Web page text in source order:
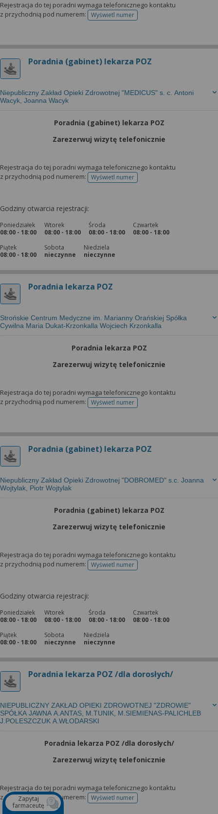
Rejestracja do tej poradni wymaga telefonicznego kontaktu
z przychodnią pod numerem:
Wyświetl numertelefonu do rejestracji
Poradnia (gabinet) lekarza POZ
Niepubliczny Zakład Opieki Zdrowotnej "MEDICUS" s. c. Antoni
Wacyk, Joanna Wacyk
Poradnia (gabinet) lekarza POZ
Zarezerwuj wizytę telefonicznie
Rejestracja do tej poradni wymaga telefonicznego kontaktu
z przychodnią pod numerem:
Wyświetl numertelefonu do rejestracji
Godziny otwarcia rejestracji:
Poniedziałek
08:00 - 18:00
Wtorek
08:00 - 18:00
Środa
08:00 - 18:00
Czwartek
08:00 - 18:00
Piątek
08:00 - 18:00
Sobota
nieczynne
Niedziela
nieczynne
Poradnia lekarza POZ
Strońskie Centrum Medyczne im. Marianny Orańskiej Spółka
Cywilna Maria Dukat-Krzonkalla Wojciech Krzonkalla
Poradnia lekarza POZ
Zarezerwuj wizytę telefonicznie
Rejestracja do tej poradni wymaga telefonicznego kontaktu
z przychodnią pod numerem:
Wyświetl numertelefonu do rejestracji
Poradnia (gabinet) lekarza POZ
Niepubliczny Zakład Opieki Zdrowotnej "DOBROMED" s.c. Joanna
Wojtylak, Piotr Wojtylak
Poradnia (gabinet) lekarza POZ
Zarezerwuj wizytę telefonicznie
Rejestracja do tej poradni wymaga telefonicznego kontaktu
z przychodnią pod numerem:
Wyświetl numertelefonu do rejestracji
Godziny otwarcia rejestracji:
Poniedziałek
08:00 - 18:00
Wtorek
08:00 - 18:00
Środa
08:00 - 18:00
Czwartek
08:00 - 18:00
Piątek
08:00 - 18:00
Sobota
nieczynne
Niedziela
nieczynne
Poradnia lekarza POZ /dla dorosłych/
NIEPUBLICZNY ZAKŁAD OPIEKI ZDROWOTNEJ "ZDROWIE"
SPÓŁKA JAWNA A.ANTAS, M.TUNIK, M.SIEMIENAS-PALICHLEB
J.POLESZCZUK A.WŁODARSKI
Poradnia lekarza POZ /dla dorosłych/
Zarezerwuj wizytę telefonicznie
Rejestracja do tej poradni wymaga telefonicznego kontaktu
z przychodnią pod numerem:
Wyświetl numertelefonu do rejestracji
Zapytaj
farmaceutę